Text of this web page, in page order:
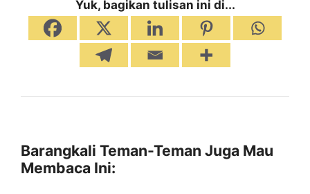
Yuk, bagikan tulisan ini di...
Barangkali Teman-Teman Juga Mau
Membaca Ini: